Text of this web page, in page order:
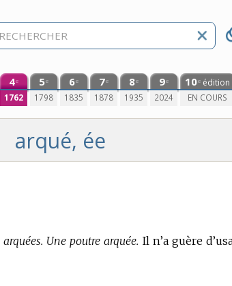
4e
1762
5e
1798
6e
1835
7e
1878
8e
1935
9e
2024
10e édition
EN COURS
arqué, ée
Une poutre arquée. Il n’a guère